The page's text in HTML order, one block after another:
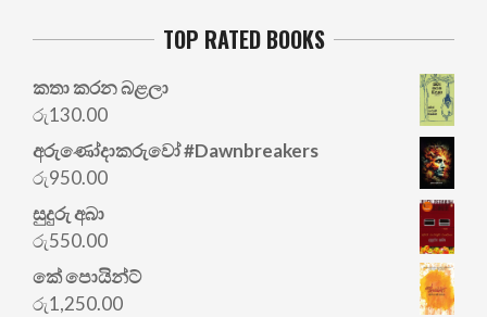
TOP RATED BOOKS
කතා කරන බළලා
රු130.00
අරු‍ණෝදාකරුවෝ #Dawnbreakers
රු950.00
සුදුරු අබා
රු550.00
කේ පොයින්ට්
රු1,250.00